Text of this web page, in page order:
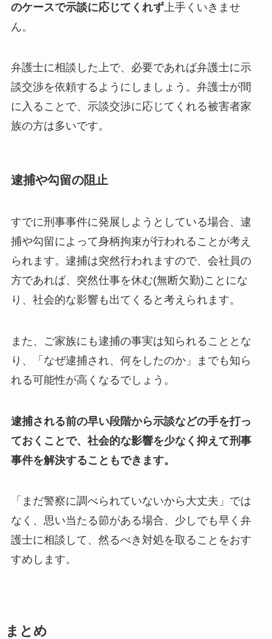
のケースで示談に応じてくれず上手くいきませ
ん。
弁護士に相談した上で、必要であれば弁護士に示
談交渉を依頼するようにしましょう。弁護士が間
に入ることで、示談交渉に応じてくれる被害者家
族の方は多いです。
逮捕や勾留の阻止
すでに刑事事件に発展しようとしている場合、逮
捕や勾留によって身柄拘束が行われることが考え
られます。逮捕は突然行われますので、会社員の
方であれば、突然仕事を休む(無断欠勤)ことにな
り、社会的な影響も出てくると考えられます。
また、ご家族にも逮捕の事実は知られることとな
り、「なぜ逮捕され、何をしたのか」までも知ら
れる可能性が高くなるでしょう。
逮捕される前の早い段階から示談などの手を打っ
ておくことで、社会的な影響を少なく抑えて刑事
事件を解決することもできます。
「まだ警察に調べられていないから大丈夫」では
なく、思い当たる節がある場合、少しでも早く弁
護士に相談して、然るべき対処を取ることをおす
すめします。
まとめ